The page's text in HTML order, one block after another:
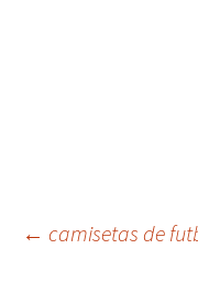
← camisetas de